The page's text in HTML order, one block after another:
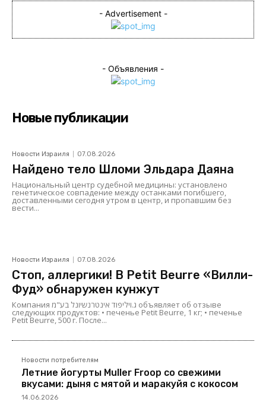
- Advertisement -
- Объявления -
Новые публикации
Новости Израиля 07.08.2026
Найдено тело Шломи Эльдара Даяна
Национальный центр судебной медицины: установлено
генетическое совпадение между останками погибшего,
доставленными сегодня утром в центр, и пропавшим без
вести...
Новости Израиля 07.08.2026
Стоп, аллергики! В Petit Beurre «Вилли-
Фуд» обнаружен кунжут
Компания ג.ויליפוד אינטרנשיונל בע"מ объявляет об отзыве
следующих продуктов: • печенье Petit Beurre, 1 кг; • печенье
Petit Beurre, 500 г. После...
Новости потребителям
Летние йогурты Muller Froop со свежими
вкусами: дыня с мятой и маракуйя с кокосом
14.06.2026